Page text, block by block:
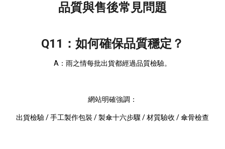
品質與售後常見問題
Q11：如何確保品質穩定？
A：雨之情每批出貨都經過品質檢驗。
網站明確強調：
出貨檢驗 / 手工製作包裝 / 製傘十六步驟 / 材質驗收 / 傘骨檢查